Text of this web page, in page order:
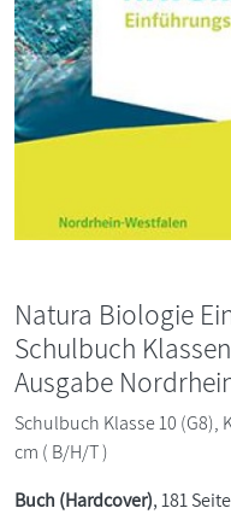
Natura Biologie
Schulbuch
Ausgabe
Schulbuch Klasse 10 (G8),
cm ( B/H/T )
Buch (Hardcover), 181